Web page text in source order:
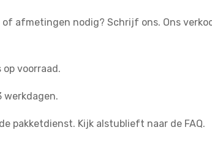
afmetingen nodig? Schrijf ons. Ons
voorraad.
werkdagen.
pakketdienst. Kijk alstublieft naar de FAQ.